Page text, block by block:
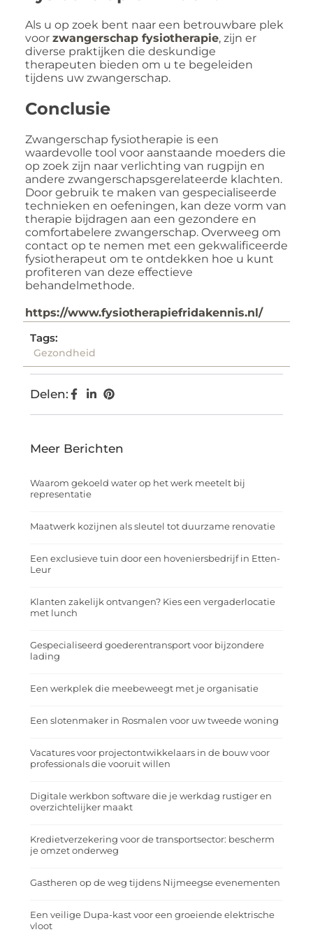
Als u op zoek bent naar een betrouwbare plek
voor zwangerschap fysiotherapie, zijn er
diverse praktijken die deskundige
therapeuten bieden om u te begeleiden
tijdens uw zwangerschap.
Conclusie
Zwangerschap fysiotherapie is een
waardevolle tool voor aanstaande moeders die
op zoek zijn naar verlichting van rugpijn en
andere zwangerschapsgerelateerde klachten.
Door gebruik te maken van gespecialiseerde
technieken en oefeningen, kan deze vorm van
therapie bijdragen aan een gezondere en
comfortabelere zwangerschap. Overweeg om
contact op te nemen met een gekwalificeerde
fysiotherapeut om te ontdekken hoe u kunt
profiteren van deze effectieve
behandelmethode.
https://www.fysiotherapiefridakennis.nl/
Tags:
Gezondheid
Delen:
Meer Berichten
Waarom gekoeld water op het werk meetelt bij
representatie
Maatwerk kozijnen als sleutel tot duurzame renovatie
Een exclusieve tuin door een hoveniersbedrijf in Etten-
Leur
Klanten zakelijk ontvangen? Kies een vergaderlocatie
met lunch
Gespecialiseerd goederentransport voor bijzondere
lading
Een werkplek die meebeweegt met je organisatie
Een slotenmaker in Rosmalen voor uw tweede woning
Vacatures voor projectontwikkelaars in de bouw voor
professionals die vooruit willen
Digitale werkbon software die je werkdag rustiger en
overzichtelijker maakt
Kredietverzekering voor de transportsector: bescherm
je omzet onderweg
Gastheren op de weg tijdens Nijmeegse evenementen
Een veilige Dupa-kast voor een groeiende elektrische
vloot